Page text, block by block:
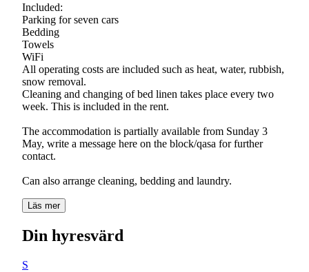
Included:
Parking for seven cars
Bedding
Towels
WiFi
All operating costs are included such as heat, water, rubbish,
snow removal.
Cleaning and changing of bed linen takes place every two
week. This is included in the rent.
The accommodation is partially available from Sunday 3
May, write a message here on the block/qasa for further
contact.
Can also arrange cleaning, bedding and laundry.
Läs mer
Din hyresvärd
S